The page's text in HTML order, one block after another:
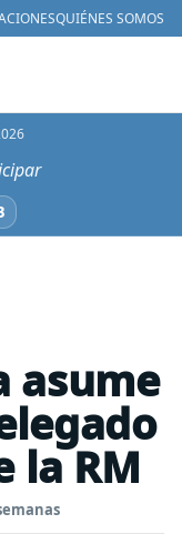
QUIÉNES SOMOS
asume
la RM